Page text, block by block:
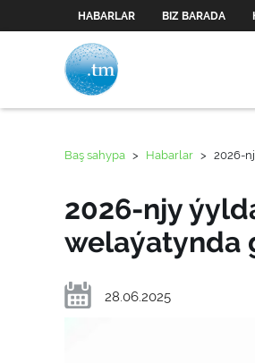
HABARLAR BIZ BARADA
Baş sahypa > Habarlar > 2026-
2026-njy
welaýatynda
28.06.2025